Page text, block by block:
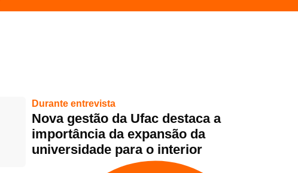
Durante entrevista
Nova gestão da Ufac destaca a
importância da expansão da
universidade para o interior